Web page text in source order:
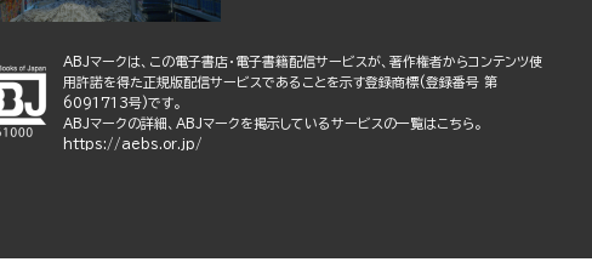
ABJマークは、この電子書店・電子書籍配信サービスが、著作権者からコンテンツ使
用許諾を得た正規版配信サービスであることを示す登録商標(登録番号 第
6091713号)です。
ABJマークの詳細、ABJマークを掲示しているサービスの一覧はこちら。
https://aebs.or.jp/